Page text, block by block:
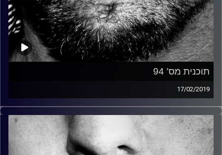
תוכנית מס' 94
17/02/2019
זיפים, מוזיקה מחוספסת של הופעות חיות. הרבה ג'אם, רוק,
בלוז, bluegrass, ג'אז, Fאנק, פרוגרסיב ואפילו אלקטרוניקה.
כל מה שחי, אמיתי ונושם.
עם שמוליק רגב.